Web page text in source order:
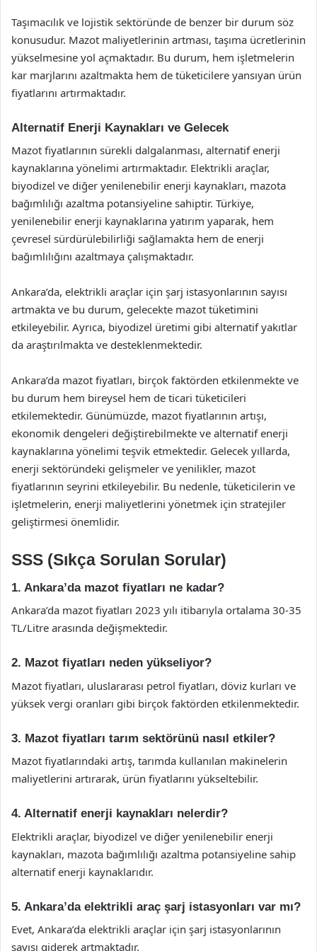
Taşımacılık ve lojistik sektöründe de benzer bir durum söz
konusudur. Mazot maliyetlerinin artması, taşıma ücretlerinin
yükselmesine yol açmaktadır. Bu durum, hem işletmelerin
kar marjlarını azaltmakta hem de tüketicilere yansıyan ürün
fiyatlarını artırmaktadır.
Alternatif Enerji Kaynakları ve Gelecek
Mazot fiyatlarının sürekli dalgalanması, alternatif enerji
kaynaklarına yönelimi artırmaktadır. Elektrikli araçlar,
biyodizel ve diğer yenilenebilir enerji kaynakları, mazota
bağımlılığı azaltma potansiyeline sahiptir. Türkiye,
yenilenebilir enerji kaynaklarına yatırım yaparak, hem
çevresel sürdürülebilirliği sağlamakta hem de enerji
bağımlılığını azaltmaya çalışmaktadır.
Ankara’da, elektrikli araçlar için şarj istasyonlarının sayısı
artmakta ve bu durum, gelecekte mazot tüketimini
etkileyebilir. Ayrıca, biyodizel üretimi gibi alternatif yakıtlar
da araştırılmakta ve desteklenmektedir.
Ankara’da mazot fiyatları, birçok faktörden etkilenmekte ve
bu durum hem bireysel hem de ticari tüketicileri
etkilemektedir. Günümüzde, mazot fiyatlarının artışı,
ekonomik dengeleri değiştirebilmekte ve alternatif enerji
kaynaklarına yönelimi teşvik etmektedir. Gelecek yıllarda,
enerji sektöründeki gelişmeler ve yenilikler, mazot
fiyatlarının seyrini etkileyebilir. Bu nedenle, tüketicilerin ve
işletmelerin, enerji maliyetlerini yönetmek için stratejiler
geliştirmesi önemlidir.
SSS (Sıkça Sorulan Sorular)
1. Ankara’da mazot fiyatları ne kadar?
Ankara’da mazot fiyatları 2023 yılı itibarıyla ortalama 30-35
TL/Litre arasında değişmektedir.
2. Mazot fiyatları neden yükseliyor?
Mazot fiyatları, uluslararası petrol fiyatları, döviz kurları ve
yüksek vergi oranları gibi birçok faktörden etkilenmektedir.
3. Mazot fiyatları tarım sektörünü nasıl etkiler?
Mazot fiyatlarındaki artış, tarımda kullanılan makinelerin
maliyetlerini artırarak, ürün fiyatlarını yükseltebilir.
4. Alternatif enerji kaynakları nelerdir?
Elektrikli araçlar, biyodizel ve diğer yenilenebilir enerji
kaynakları, mazota bağımlılığı azaltma potansiyeline sahip
alternatif enerji kaynaklarıdır.
5. Ankara’da elektrikli araç şarj istasyonları var mı?
Evet, Ankara’da elektrikli araçlar için şarj istasyonlarının
sayısı giderek artmaktadır.